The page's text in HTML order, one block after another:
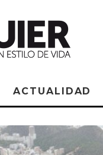
ACTUALIDAD